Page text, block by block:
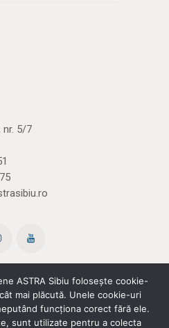
nr. 5/7
(și noi cărțile)
ASTRA Sibiu folosește cookie-
mai plăcută. Unele cookie-uri
funcționa corect fără ele.
sunt utilizate pentru a colecta